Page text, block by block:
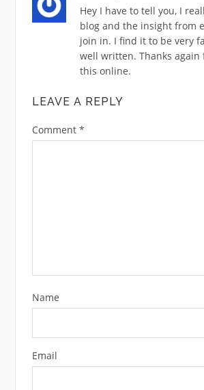
Hey I have to tell you, I
blog and the insight from
join in. I find it to be very
well written. Thanks again
this online.
LEAVE A REPLY
Comment *
Name
Email